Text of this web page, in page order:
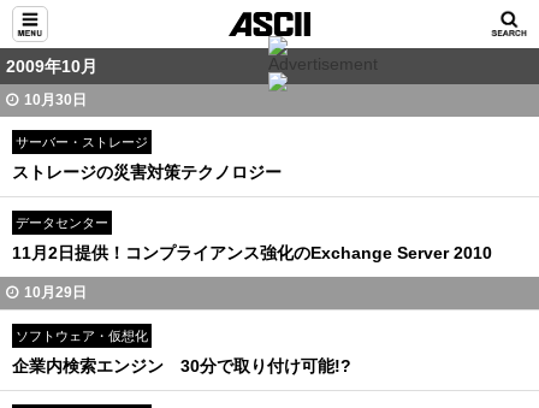
2009年10月
10月30日
サーバー・ストレージ
ストレージの災害対策テクノロジー
データセンター
11月2日提供！コンプライアンス強化のExchange Server 2010
10月29日
ソフトウェア・仮想化
企業内検索エンジン 30分で取り付け可能!?